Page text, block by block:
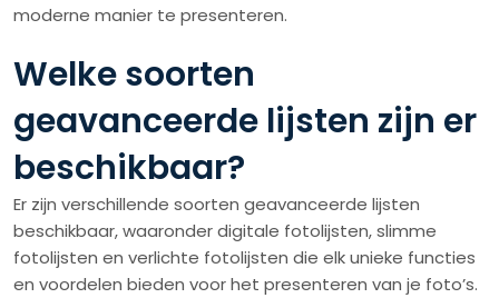
moderne manier te presenteren.
Welke soorten
geavanceerde lijsten zijn er
beschikbaar?
Er zijn verschillende soorten geavanceerde lijsten
beschikbaar, waaronder digitale fotolijsten, slimme
fotolijsten en verlichte fotolijsten die elk unieke functies
en voordelen bieden voor het presenteren van je foto’s.